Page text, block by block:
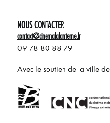
NOUS CONTACTER
contact@cinemalalanterne.fr
09 78 80 88 79
Avec le soutien de la ville